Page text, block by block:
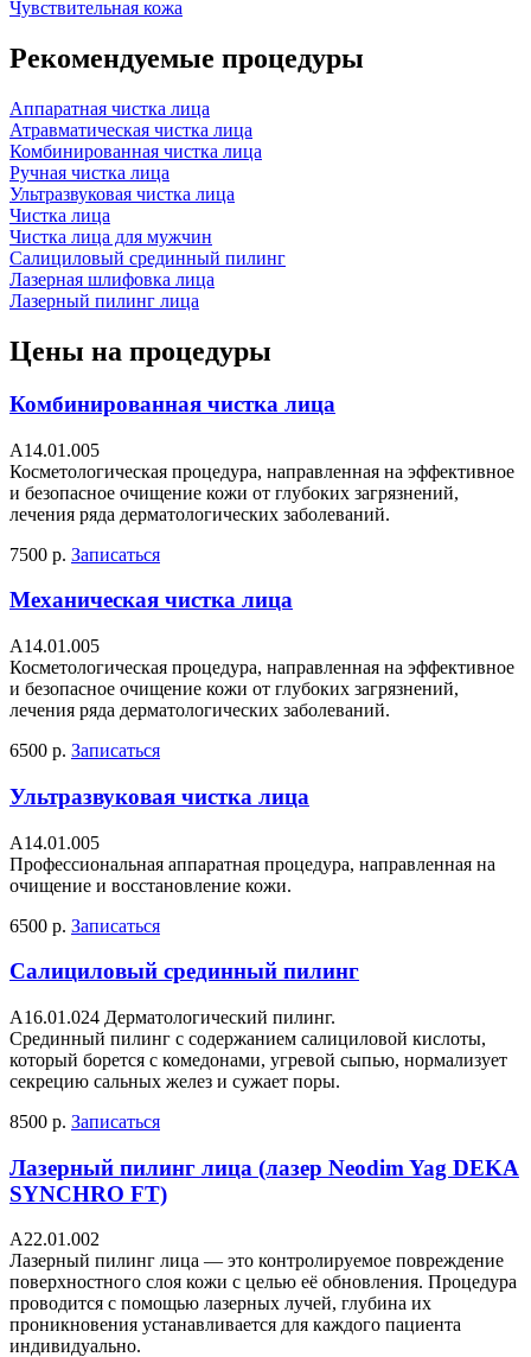
Чувствительная кожа
Рекомендуемые процедуры
Аппаратная чистка лица
Атравматическая чистка лица
Комбинированная чистка лица
Ручная чистка лица
Ультразвуковая чистка лица
Чистка лица
Чистка лица для мужчин
Салициловый срединный пилинг
Лазерная шлифовка лица
Лазерный пилинг лица
Цены на процедуры
Комбинированная чистка лица
А14.01.005
Косметологическая процедура, направленная на эффективное
и безопасное очищение кожи от глубоких загрязнений,
лечения ряда дерматологических заболеваний.
7500 р. Записаться
Механическая чистка лица
А14.01.005
Косметологическая процедура, направленная на эффективное
и безопасное очищение кожи от глубоких загрязнений,
лечения ряда дерматологических заболеваний.
6500 р. Записаться
Ультразвуковая чистка лица
А14.01.005
Профессиональная аппаратная процедура, направленная на
очищение и восстановление кожи.
6500 р. Записаться
Салициловый срединный пилинг
A16.01.024 Дерматологический пилинг.
Срединный пилинг с содержанием салициловой кислоты,
который борется с комедонами, угревой сыпью, нормализует
секрецию сальных желез и сужает поры.
8500 р. Записаться
Лазерный пилинг лица (лазер Neodim Yag DEKA
SYNCHRO FT)
A22.01.002
Лазерный пилинг лица — это контролируемое повреждение
поверхностного слоя кожи с целью её обновления. Процедура
проводится с помощью лазерных лучей, глубина их
проникновения устанавливается для каждого пациента
индивидуально.